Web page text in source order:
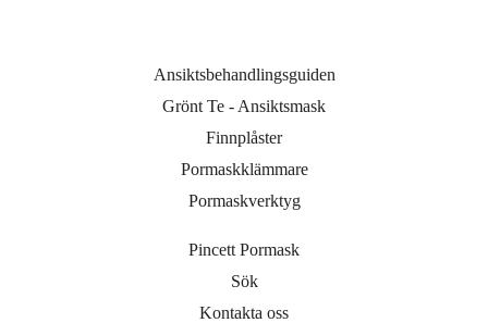
Ansiktsbehandlingsguiden
Grönt Te - Ansiktsmask
Finnplåster
Pormaskklämmare
Pormaskverktyg
Pincett Pormask
Sök
Kontakta oss